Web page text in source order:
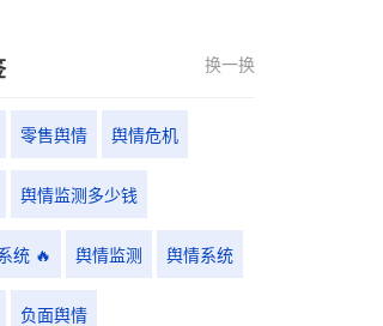
换一换
零售舆情 舆情危机
舆情监测多少钱
统 🔥 舆情监测 舆情系统
负面舆情